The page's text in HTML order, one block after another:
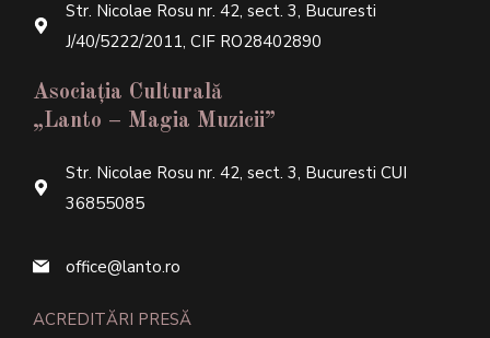
Str. Nicolae Rosu nr. 42, sect. 3, Bucuresti
J/40/5222/2011, CIF RO28402890
Asociația Culturală
„Lanto – Magia Muzicii”
Str. Nicolae Rosu nr. 42, sect. 3, Bucuresti CUI
36855085
office@lanto.ro
ACREDITĂRI PRESĂ